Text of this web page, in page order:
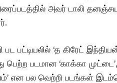
அவர் டாலி
பட்டியலில் ‘த கிரேட்
பெற்ற படமான ‘காக்கா
என பல வெற்றி படங்கள்